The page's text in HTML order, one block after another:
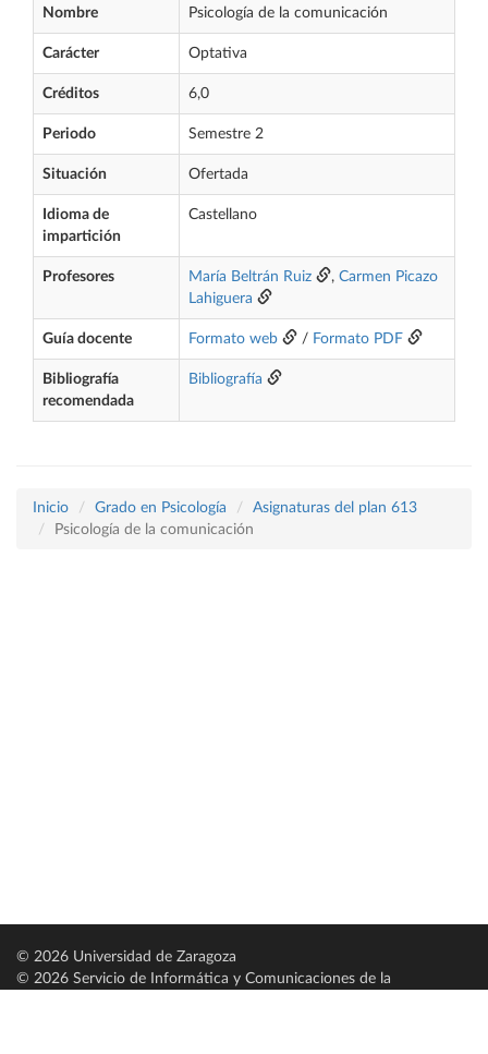
Nombre Psicología de la comunicación
Carácter Optativa
Créditos 6,0
Periodo Semestre 2
Situación Ofertada
Idioma de
impartición
Castellano
Profesores María Beltrán Ruiz , Carmen Picazo
Lahiguera
Guía docente Formato web / Formato PDF
Bibliografía
recomendada
Bibliografía
Inicio Grado en Psicología
Asignaturas del plan 613
Psicología de la comunicación
© 2026 Universidad de Zaragoza
© 2026 Servicio de Informática y Comunicaciones de la